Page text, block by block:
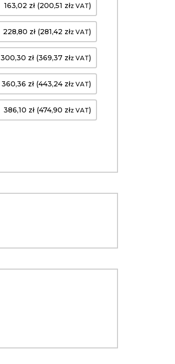
163,02 zł (200,51 złz VAT)
228,80 zł (281,42 złz VAT)
300,30 zł (369,37 złz VAT)
360,36 zł (443,24 złz VAT)
386,10 zł (474,90 złz VAT)